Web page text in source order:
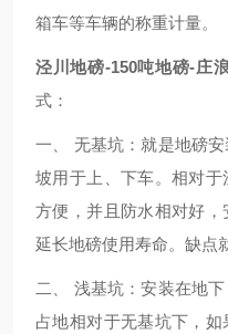
箱车等车辆的称重计量。
泾川地磅-150吨地磅-庄
式：
一、 无基坑：就是地磅
坡用于上、下车。相对
方便，并且防水相对好
延长地磅使用寿命。缺点
二、 浅基坑：安装在地
占地相对于无基坑下，